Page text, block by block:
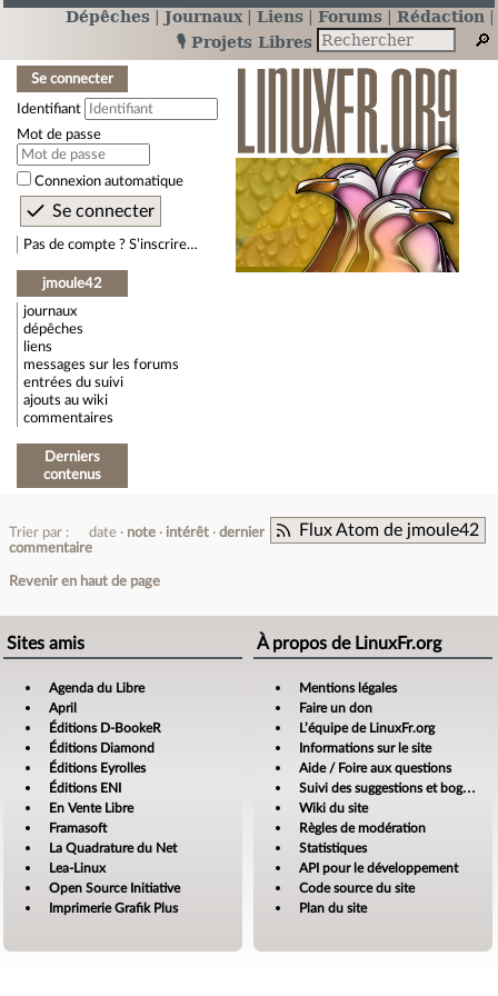
Dépêches Journaux Liens Forums
Rédaction
🎙️ Projets Libres
Se connecter
Identifiant
Mot de passe
Connexion automatique
Pas de compte ? S’inscrire…
jmoule42
journaux
dépêches
liens
messages sur les forums
entrées du suivi
ajouts au wiki
commentaires
Derniers
contenus
Flux Atom de jmoule42
Trier par : date note intérêt
dernier
commentaire
Revenir en haut de page
Sites amis
Agenda du Libre
April
Éditions D-BookeR
Éditions Diamond
Éditions Eyrolles
Éditions ENI
En Vente Libre
Framasoft
La Quadrature du Net
Lea-Linux
Open Source Initiative
Imprimerie Grafik Plus
À propos de LinuxFr.org
Mentions légales
Faire un don
L’équipe de LinuxFr.org
Informations sur le site
Aide / Foire aux questions
Suivi des suggestions et bogues
Wiki du site
Règles de modération
Statistiques
API pour le développement
Code source du site
Plan du site